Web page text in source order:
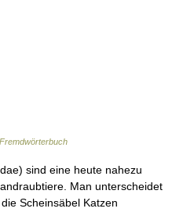
sind eine heute nahezu
Man unterscheidet
Scheinsäbel Katzen